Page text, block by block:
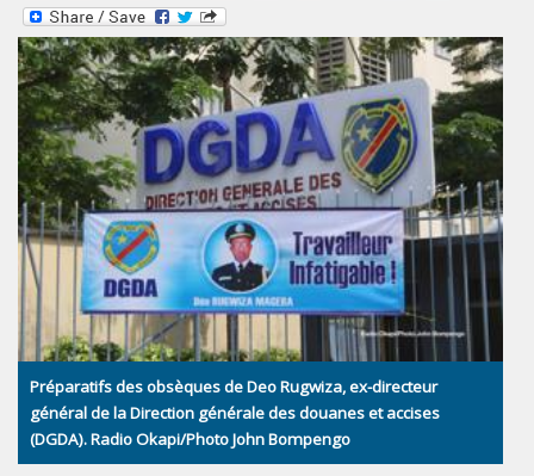
Préparatifs des obsèques de Deo Rugwiza, ex-directeur
général de la Direction générale des douanes et accises
(DGDA). Radio Okapi/Photo John Bompengo